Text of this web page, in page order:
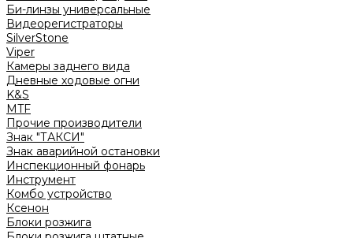
Би-линзы универсальные
Видеорегистраторы
SilverStone
Viper
Камеры заднего вида
Дневные ходовые огни
K&S
MTF
Прочие производители
Знак "ТАКСИ"
Знак аварийной остановки
Инспекционный фонарь
Инструмент
Комбо устройство
Ксенон
Блоки розжига